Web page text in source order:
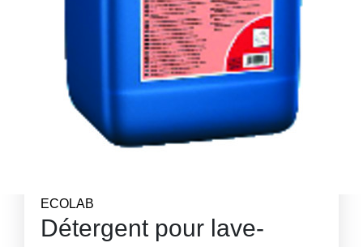
ECOLAB
Détergent pour lave-